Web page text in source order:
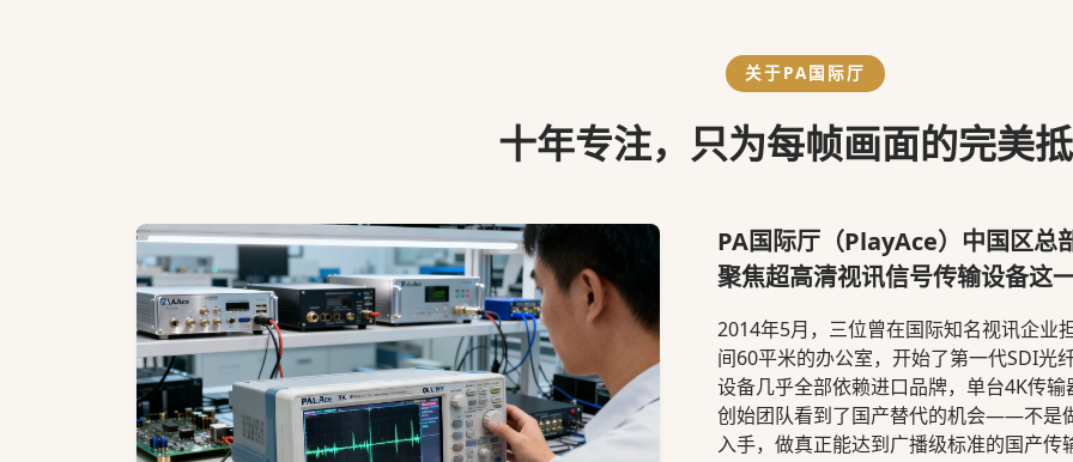
关于PA国际厅
十年专注，只为每帧画面的完美
PA国际厅（PlayAce）中国区总
聚焦超高清视讯信号传输设备这
2014年5月，三位曾在国际知名视讯企业
间60平米的办公室，开始了第一代SDI光
设备几乎全部依赖进口品牌，单台4K传
创始团队看到了国产替代的机会——不是
入手，做真正能达到广播级标准的国产传